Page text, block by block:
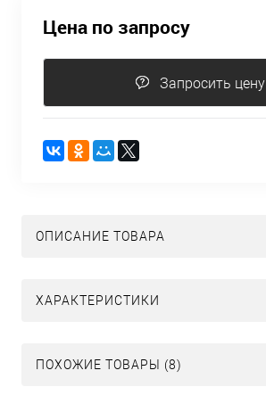
Цена по запросу
Запросить цену
ОПИСАНИЕ ТОВАРА
ХАРАКТЕРИСТИКИ
ПОХОЖИЕ ТОВАРЫ (8)